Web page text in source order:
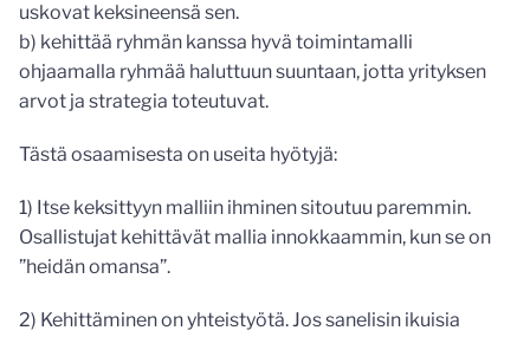
uskovat keksineensä sen.
b) kehittää ryhmän kanssa hyvä toimintamalli
ohjaamalla ryhmää haluttuun suuntaan, jotta yrityksen
arvot ja strategia toteutuvat.
Tästä osaamisesta on useita hyötyjä:
1) Itse keksittyyn malliin ihminen sitoutuu paremmin.
Osallistujat kehittävät mallia innokkaammin, kun se on
”heidän omansa”.
2) Kehittäminen on yhteistyötä. Jos sanelisin ikuisia